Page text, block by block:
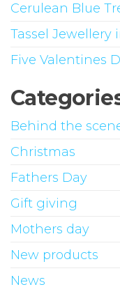
Cerulean Blue
Tassel Jewellery
Five Valentines
Behind the
Christmas
Fathers Day
Gift giving
Mothers day
New products
News